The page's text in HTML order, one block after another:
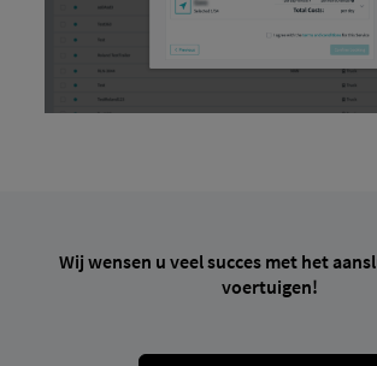
Wij wensen u veel succes met het
voertuigen!